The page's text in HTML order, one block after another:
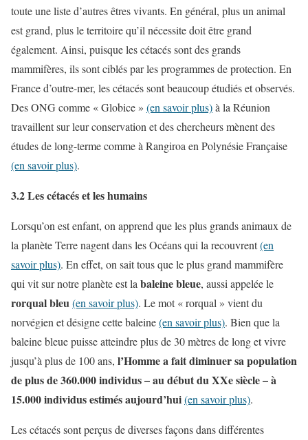
toute une liste d’autres êtres vivants. En général, plus un animal
est grand, plus le territoire qu’il nécessite doit être grand
également. Ainsi, puisque les cétacés sont des grands
mammifères, ils sont ciblés par les programmes de protection. En
France d’outre-mer, les cétacés sont beaucoup étudiés et observés.
Des ONG comme « Globice » (en savoir plus)à la Réunion
travaillent sur leur conservation et des chercheurs mènent des
études de long-terme comme à Rangiroa en Polynésie Française
(en savoir plus).
3.2 Les cétacés et les humains
Lorsqu’on est enfant, on apprend que les plus grands animaux de
la planète Terre nagent dans les Océans qui la recouvrent(en
savoir plus). En effet, on sait tous que le plus grand mammifère
qui vit sur notre planète est la baleine bleue, aussi appelée le
rorqual bleu(en savoir plus). Le mot « rorqual » vient du
norvégien et désigne cette baleine(en savoir plus). Bien que la
baleine bleue puisse atteindre plus de 30 mètres de long et vivre
jusqu’à plus de 100 ans, l’Homme a fait diminuer sa population
de plus de 360.000 individus – au début du XXe siècle – à
15.000 individus estimés aujourd’hui(en savoir plus).
Les cétacés sont perçus de diverses façons dans différentes